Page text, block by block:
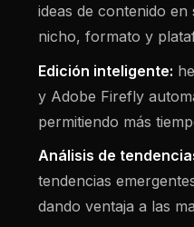
ideas de contenido en
nicho, formato y
Edición inteligente:
y Adobe Firefly
permitiendo más
Análisis de
tendencias
dando ventaja a las